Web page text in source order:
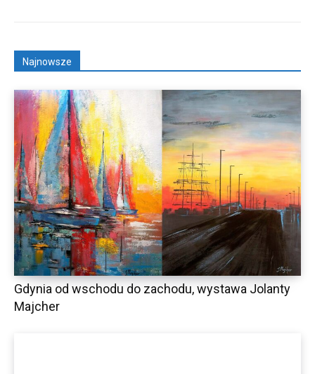
Najnowsze
Gdynia od wschodu do zachodu, wystawa Jolanty
Majcher